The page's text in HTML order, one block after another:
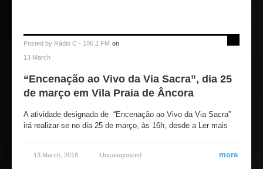
Posted by Rádio C - 106.2 FM on
13 March
“Encenação ao Vivo da Via Sacra”, dia 25
de março em Vila Praia de Âncora
A atividade designada de “Encenação ao Vivo da Via Sacra”
irá realizar-se no dia 25 de março, às 16h, desde a Ler mais
13 March, 2018 Uncategorized more